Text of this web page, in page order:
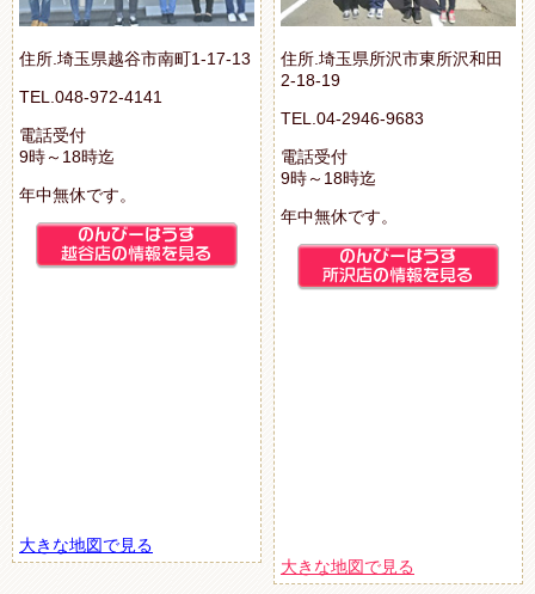
住所.埼玉県越谷市南町1-17-13
TEL.048-972-4141
電話受付
9時～18時迄
年中無休です。
大きな地図で見る
住所.埼玉県所沢市東所沢和田
2-18-19
TEL.04-2946-9683
電話受付
9時～18時迄
年中無休です。
大きな地図で見る